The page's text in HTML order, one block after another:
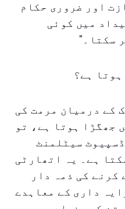
اور ضروری حکام
میں کوئی
سکتا۔"
ہے؟
کے درمیان مرمت کی
جھگڑا ہوتا ہے، تو
سیٹلمنٹ
ہے۔ یہ اتھارٹی
کرنے کی ذمہ دار
داری کے معاہدے